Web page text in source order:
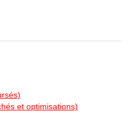
et optimisations)